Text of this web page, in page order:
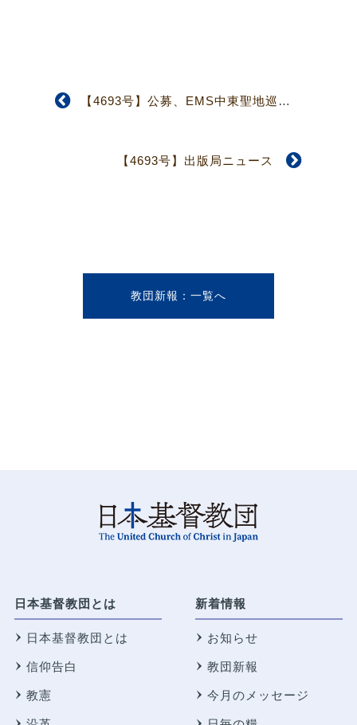
【4693号】公募、EMS中東聖地巡礼の旅、お詫び・訂正
【4693号】出版局ニュース
教団新報
日本基督教団とは
日本基督教団とは
信仰告白
教憲
新着情報
お知らせ
教団新報
今月のメッセージ